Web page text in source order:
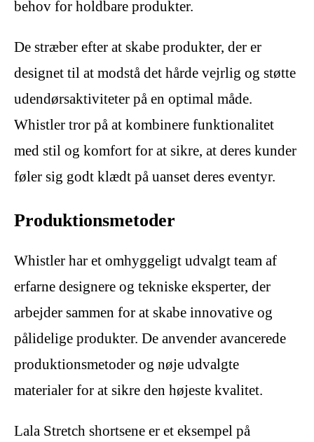
behov for holdbare produkter.
De stræber efter at skabe produkter, der er
designet til at modstå det hårde vejrlig og støtte
udendørsaktiviteter på en optimal måde.
Whistler tror på at kombinere funktionalitet
med stil og komfort for at sikre, at deres kunder
føler sig godt klædt på uanset deres eventyr.
Produktionsmetoder
Whistler har et omhyggeligt udvalgt team af
erfarne designere og tekniske eksperter, der
arbejder sammen for at skabe innovative og
pålidelige produkter. De anvender avancerede
produktionsmetoder og nøje udvalgte
materialer for at sikre den højeste kvalitet.
Lala Stretch shortsene er et eksempel på